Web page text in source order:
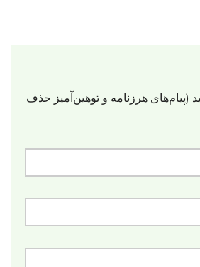
(پیام‌های هرزنامه‌ و توهین‌آمیز حذف